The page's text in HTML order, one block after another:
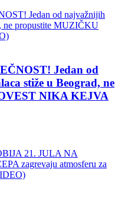
Jedan od
stiže u Beograd, ne
NIKA KEJVA